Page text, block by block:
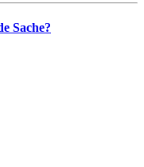
Sache?